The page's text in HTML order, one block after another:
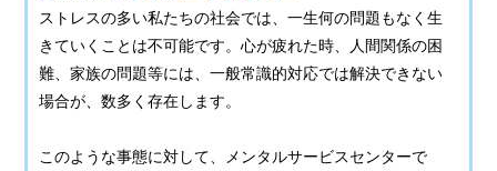
ストレスの多い私たちの社会では、一生何の問題もなく生
きていくことは不可能です。心が疲れた時、人間関係の困
難、家族の問題等には、一般常識的対応では解決できない
場合が、数多く存在します。
このような事態に対して、メンタルサービスセンターで